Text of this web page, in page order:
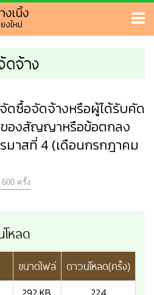
เนิ้ง
งใหม่
จ้าง
ดซื้อจัดจ้างหรือผู้ได้รับคัด
ของสัญญาหรือข้อตกลง
มาสที่ 4 (เดือนกรกฎาคม
ครั้ง
โหลด
ขนาดไฟล์ ดาวน์โหลด(ครั้ง)